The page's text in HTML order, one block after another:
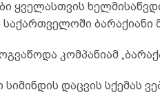
ყველასთვის
ბარაქიანი
კომპანიამ
სიმინდის დაცვის სქემას